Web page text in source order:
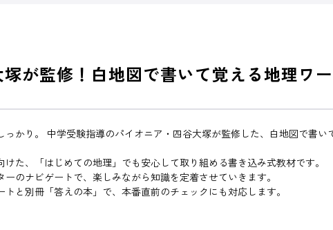
が監修！白地図で書いて覚える地理ワ
かり。 中学受験指導のパイオニア・四谷大塚が監修した、白地図で書い
た、「はじめての地理」でも安心して取り組める書き込み式教材です。
のナビゲートで、楽しみながら知識を定着させていきます。
と別冊「答えの本」で、本番直前のチェックにも対応します。